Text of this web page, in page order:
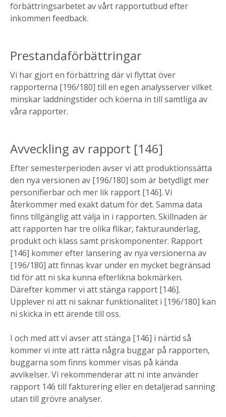
förbättringsarbetet av vårt rapportutbud efter
inkommen feedback.
Prestandaförbättringar
Vi har gjort en förbättring där vi flyttat över
rapporterna [196/180] till en egen analysserver vilket
minskar laddningstider och köerna in till samtliga av
våra rapporter.
Avveckling av rapport [146]
Efter semesterperioden avser vi att produktionssätta
den nya versionen av [196/180] som är betydligt mer
personifierbar och mer lik rapport [146]. Vi
återkommer med exakt datum för det. Samma data
finns tillgänglig att välja in i rapporten. Skillnaden är
att rapporten har tre olika flikar, fakturaunderlag,
produkt och klass samt priskomponenter. Rapport
[146] kommer efter lansering av nya versionerna av
[196/180] att finnas kvar under en mycket begränsad
tid för att ni ska kunna efterlikna bokmärken.
Därefter kommer vi att stänga rapport [146].
Upplever ni att ni saknar funktionalitet i [196/180] kan
ni skicka in ett ärende till oss.
I och med att vi avser att stänga [146] i närtid så
kommer vi inte att rätta några buggar på rapporten,
buggarna som finns kommer visas på kända
avvikelser. Vi rekommenderar att ni inte använder
rapport 146 till fakturering eller en detaljerad sanning
utan till grövre analyser.